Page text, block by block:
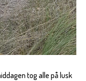
tog alle på lusk